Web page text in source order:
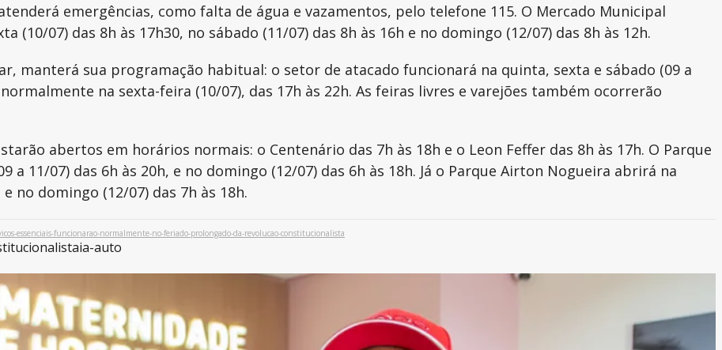
emergências, como falta de água e vazamentos, pelo telefone 115. O Mercado Municipal
(10/07) das 8h às 17h30, no sábado (11/07) das 8h às 16h e no domingo (12/07) das 8h às 12h.
manterá sua programação habitual: o setor de atacado funcionará na quinta, sexta e sábado (09 a
na sexta-feira (10/07), das 17h às 22h. As feiras livres e varejões também ocorrerão
abertos em horários normais: o Centenário das 7h às 18h e o Leon Feffer das 8h às 17h. O Parque
a 11/07) das 6h às 20h, e no domingo (12/07) das 6h às 18h. Já o Parque Airton Nogueira abrirá na
no domingo (12/07) das 7h às 18h.
essenciais-funcionarao-normalmente-no-feriado-prolongado-da-revolucao-constitucionalista
ia-auto